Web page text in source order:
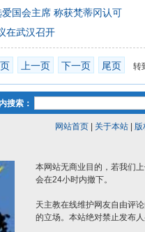
国会主席 称获梵蒂冈认可
在武汉召开
上一页 下一页 尾页 转
搜索：
网站首页| 关于本站| 版
本网站无商业目的，若我们
会在24小时内撤下。
天主教在线维护网友自由评
的立场。本站绝对禁止发布